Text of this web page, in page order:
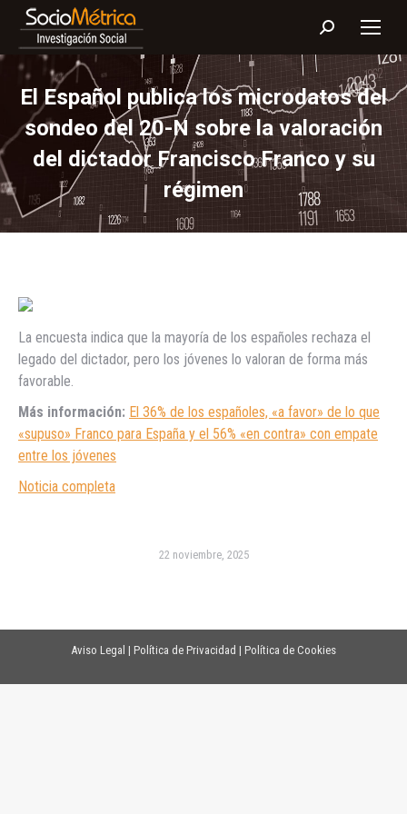
Buscar:
El Español publica los microdatos del
sondeo del 20-N sobre la valoración
del dictador Francisco Franco y su
régimen
La encuesta indica que la mayoría de los españoles rechaza el
legado del dictador, pero los jóvenes lo valoran de forma más
favorable.
Más información: El 36% de los españoles, «a favor» de lo que
«supuso» Franco para España y el 56% «en contra» con empate
entre los jóvenes
Noticia completa
22 noviembre, 2025
Aviso Legal | Política de Privacidad | Política de Cookies